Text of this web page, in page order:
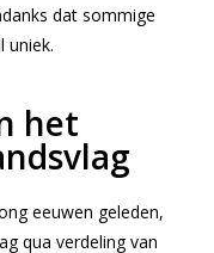
dat sommige
uniek.
het
eeuwen geleden,
qua verdeling van